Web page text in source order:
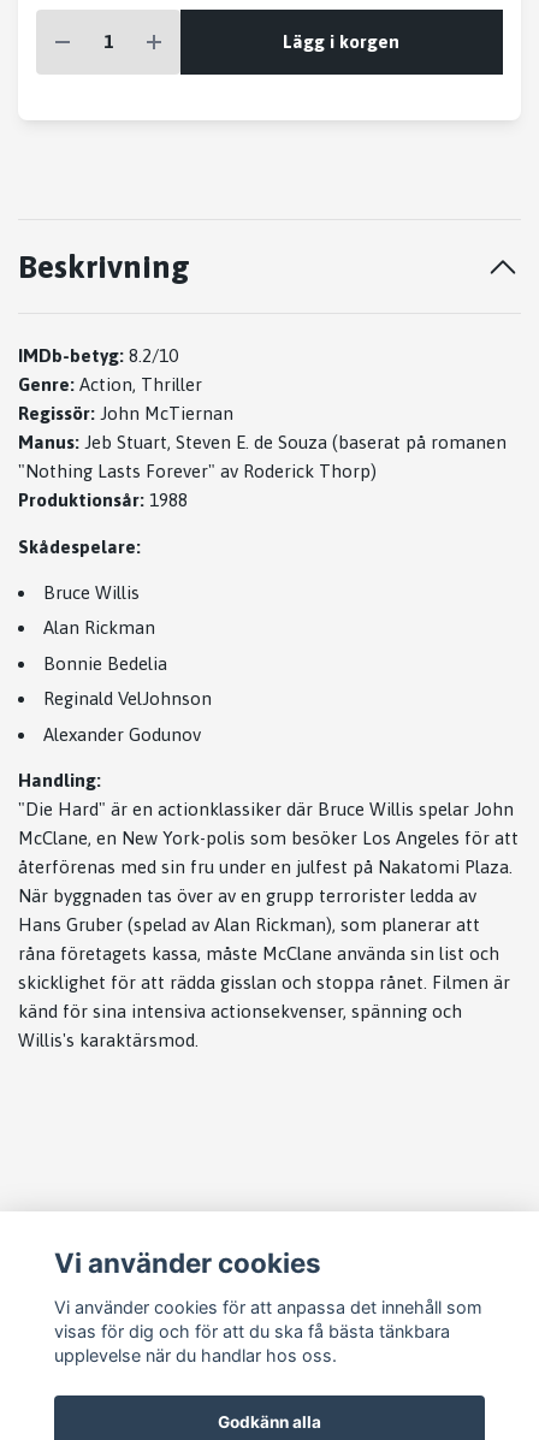
Lägg i korgen
Beskrivning
IMDb-betyg: 8.2/10
Genre: Action, Thriller
Regissör: John McTiernan
Manus: Jeb Stuart, Steven E. de Souza (baserat på romanen
"Nothing Lasts Forever" av Roderick Thorp)
Produktionsår: 1988
Skådespelare:
Bruce Willis
Alan Rickman
Bonnie Bedelia
Reginald VelJohnson
Alexander Godunov
Handling:
"Die Hard" är en actionklassiker där Bruce Willis spelar John
McClane, en New York-polis som besöker Los Angeles för att
återförenas med sin fru under en julfest på Nakatomi Plaza.
När byggnaden tas över av en grupp terrorister ledda av
Hans Gruber (spelad av Alan Rickman), som planerar att
råna företagets kassa, måste McClane använda sin list och
skicklighet för att rädda gisslan och stoppa rånet. Filmen är
känd för sina intensiva actionsekvenser, spänning och
Willis's karaktärsmod.
Köpvillkor
Kontakt
Cookie Concent
Vi använder cookies
Vi använder cookies för att anpassa det innehåll som
visas för dig och för att du ska få bästa tänkbara
upplevelse när du handlar hos oss.
Godkänn alla